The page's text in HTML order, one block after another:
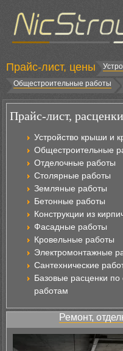
Прайс-лист, цены
Общестроительные работы
Прайс-лист,
Устройство крыши и
Общестроительные
Отделочные работы
Столярные работы
Земляные работы
Бетонные работы
Конструкции из
Фасадные работы
Кровельные работы
Электромонтажные
Сантехнические
Базовые расценки по
работам
Ремонт,